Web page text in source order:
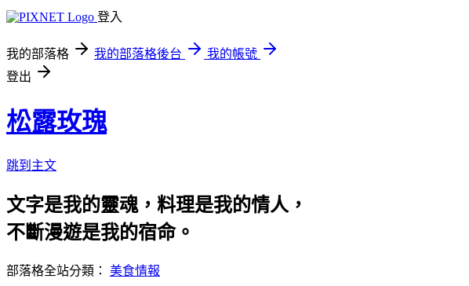
登入
我的部落格 我的部落格後台
我的帳號
登出
松露玫瑰
跳到主文
文字是我的靈魂，料理是我的情人，
不斷漫遊是我的宿命。
部落格全站分類： 美食情報